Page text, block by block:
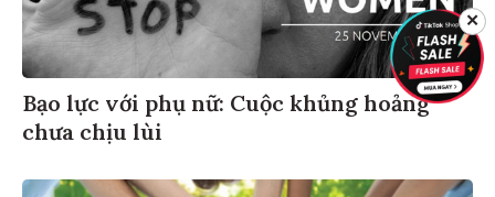
Bạo lực với phụ nữ: Cuộc khủng hoảng
chưa chịu lùi
✕